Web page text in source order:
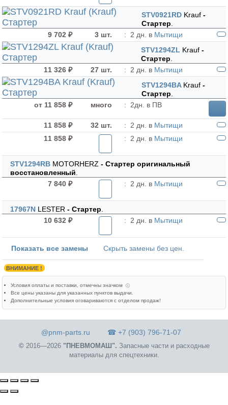
STV0921RD Krauf-
Стартер
9 702 ₽
3 шт. : 2 дн. в Мытищи
STV1294ZL Krauf-
Стартер
11 326 ₽
27 шт. : 2 дн. в Мытищи
STV1294BA Krauf -
Стартер
от 11 858 ₽
много : 2дн. в ПВ
11 858 ₽ 32 шт. : 2 дн. в Мытищи
11 858 ₽
: 2 дн. в Мытищи
STV1294RB MOTORHERZ - Стартер оригинальный
восстановленный
7 840 ₽
: 2 дн. в Мытищи
17967N LESTER - Стартер
10 632 ₽
: 2 дн. в Мытищи
Показать все замены Скрыть замены без цен.
ВНИМАНИЕ !
Условия оплаты и поставки , отмечны значком ⓘ
Все цены указаны для указанных пунктов выдачи
Дополнительные условия оговариваются с отделом продаж!
@pnm-parts.ru ☎ +7 (903) 796-71-07
©2016—2026 "ПНЕВМОМАШ". Запасные части и расходные
материалы для спецтехники.